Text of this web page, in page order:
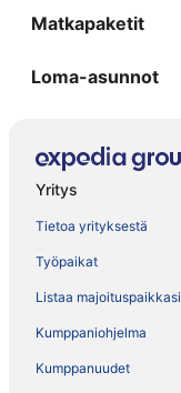
Matkapaketit
Loma-asunnot
Yritys
Tietoa yrityksestä
Työpaikat
Listaa majoituspaikkasi
Kumppaniohjelma
Kumppanuudet